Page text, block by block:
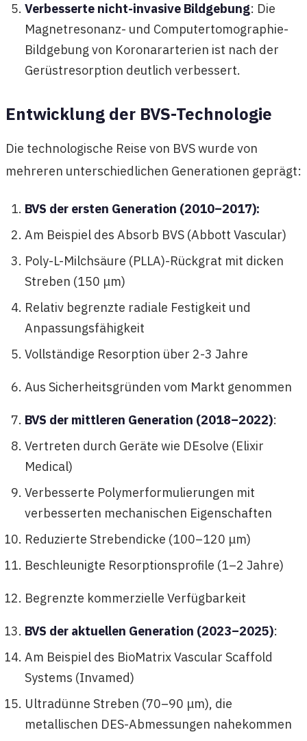
Verbesserte nicht-invasive Bildgebung: Die
Magnetresonanz- und Computertomographie-
Bildgebung von Koronararterien ist nach der
Gerüstresorption deutlich verbessert.
Entwicklung der BVS-Technologie
Die technologische Reise von BVS wurde von
mehreren unterschiedlichen Generationen geprägt:
BVS der ersten Generation (2010–2017):
Am Beispiel des Absorb BVS (Abbott Vascular)
Poly-L-Milchsäure (PLLA)-Rückgrat mit dicken
Streben (150 μm)
Relativ begrenzte radiale Festigkeit und
Anpassungsfähigkeit
Vollständige Resorption über 2-3 Jahre
Aus Sicherheitsgründen vom Markt genommen
BVS der mittleren Generation (2018–2022):
Vertreten durch Geräte wie DEsolve (Elixir
Medical)
Verbesserte Polymerformulierungen mit
verbesserten mechanischen Eigenschaften
Reduzierte Strebendicke (100–120 μm)
Beschleunigte Resorptionsprofile (1–2 Jahre)
Begrenzte kommerzielle Verfügbarkeit
BVS der aktuellen Generation (2023–2025):
Am Beispiel des BioMatrix Vascular Scaffold
Systems (Invamed)
Ultradünne Streben (70–90 μm), die
metallischen DES-Abmessungen nahekommen